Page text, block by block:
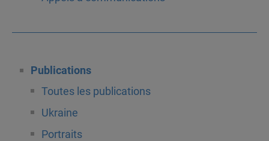
Publications
Toutes les publications
Ukraine
Portraits